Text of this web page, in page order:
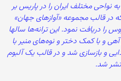
نواحی مختلف ایران را در پاریس بر
ضبط نمود (۱۳۳۶) که در قالب مجموعه «آوازهای جهان»
را دریافت نمود. این ترانه‌ها سالها
همت فرخ آهی و با کمک دختر و نوه‌های منیر با
و بازسازی شد و در قالب یک آلبوم
شد.